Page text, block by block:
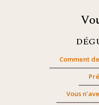
Comment
Vous